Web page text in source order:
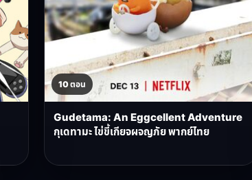
10 ตอน
Gudetama: An Eggcellent Adventure
กุเดทามะ ไข่ขี้เกียจผจญภัย พากย์ไทย